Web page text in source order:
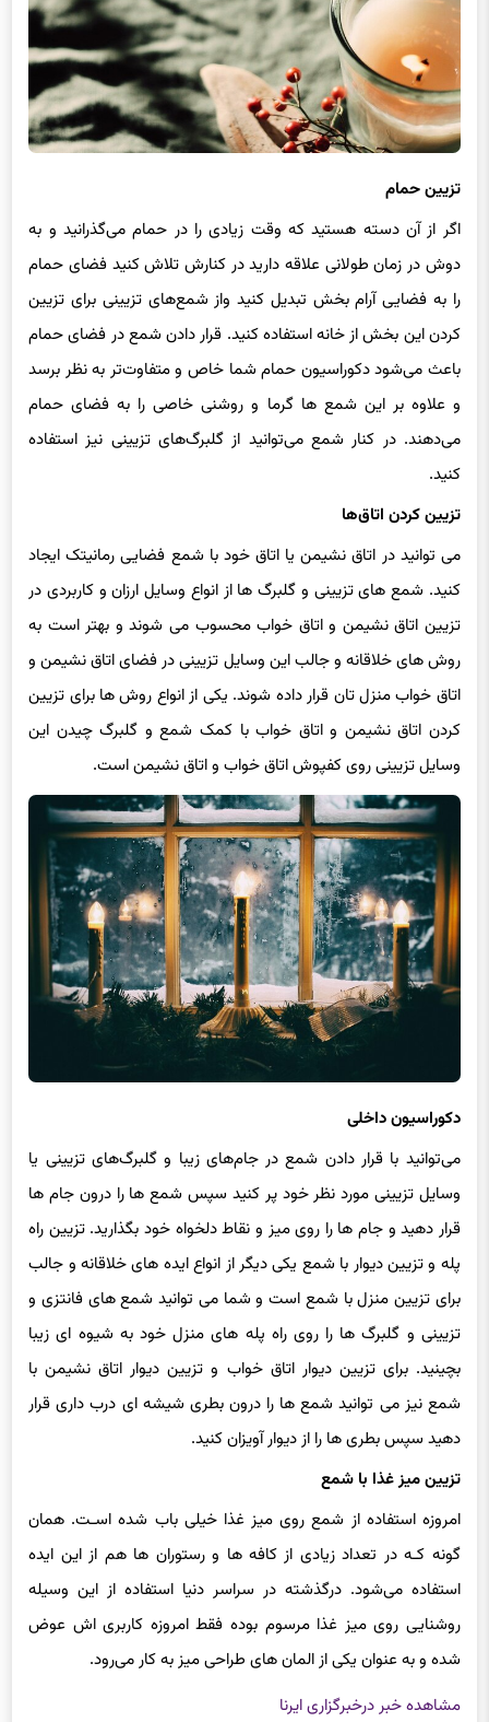
تزیین حمام
اگر از آن دسته هستید که وقت زیادی را در حمام می‌گذرانید و به
دوش در زمان طولانی علاقه دارید در کنارش تلاش کنید فضای حمام
را به فضایی آرام بخش تبدیل کنید واز شمع‌های تزیینی برای تزیین
کردن این بخش از خانه استفاده کنید. قرار دادن شمع در فضای حمام
باعث می‌شود دکوراسیون حمام شما خاص و متفاوت‌تر به نظر برسد
و علاوه بر این شمع ها گرما و روشنی خاصی را به فضای حمام
می‌دهند. در کنار شمع می‌توانید از گلبرگ‌های تزیینی نیز استفاده
کنید.
تزیین کردن اتاق‌ها
می توانید در اتاق نشیمن یا اتاق خود با شمع فضایی رمانیتک ایجاد
کنید. شمع های تزیینی و گلبرگ ها از انواع وسایل ارزان و کاربردی در
تزیین اتاق نشیمن و اتاق خواب محسوب می شوند و بهتر است به
روش های خلاقانه و جالب این وسایل تزیینی در فضای اتاق نشیمن و
اتاق خواب منزل تان قرار داده شوند. یکی از انواع روش ها برای تزیین
کردن اتاق نشیمن و اتاق خواب با کمک شمع و گلبرگ چیدن این
وسایل تزیینی روی کفپوش اتاق خواب و اتاق نشیمن است.
دکوراسیون داخلی
می‌توانید با قرار دادن شمع در جام‌های زیبا و گلبرگ‌های تزیینی یا
وسایل تزیینی مورد نظر خود پر کنید سپس شمع ها را درون جام ها
قرار دهید و جام ها را روی میز و نقاط دلخواه خود بگذارید. تزیین راه
پله و تزیین دیوار با شمع یکی دیگر از انواع ایده های خلاقانه و جالب
برای تزیین منزل با شمع است و شما می توانید شمع های فانتزی و
تزیینی و گلبرگ ها را روی راه پله های منزل خود به شیوه ای زیبا
بچینید. برای تزیین دیوار اتاق خواب و تزیین دیوار اتاق نشیمن با
شمع نیز می توانید شمع ها را درون بطری شیشه ای درب داری قرار
دهید سپس بطری ها را از دیوار آویزان کنید.
تزیین میز غذا با شمع
امروزه استفاده از شمع روی میز غذا خیلی باب شده اسـت. همان
گونه کـه در تعداد زیادی از کافه ها و رستوران ها هم از این ایده
استفاده می‌شود. درگذشته در سراسر دنیا استفاده از این وسیله
روشنایی روی میز غذا مرسوم بوده فقط امروزه کاربری اش عوض
شده و به عنوان یکی از المان های طراحی میز به کار می‌رود.
مشاهده خبر درخبرگزاری ایرنا